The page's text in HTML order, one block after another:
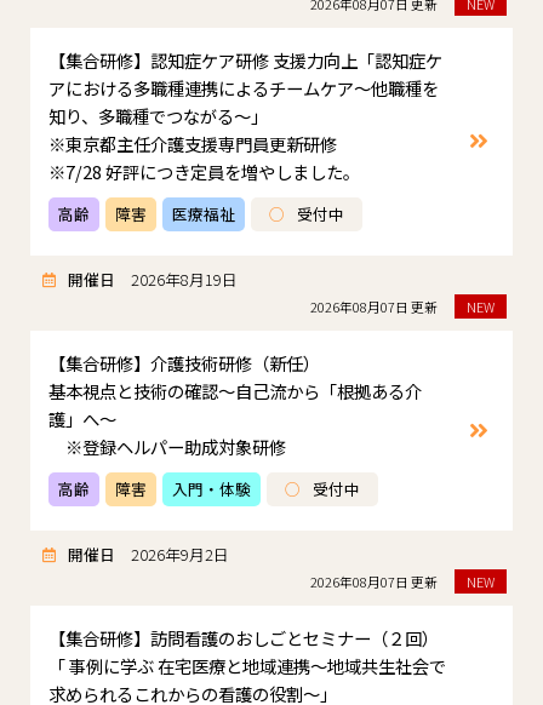
【集合研修】認知症ケア研修 支援力向上「認知症ケ
アにおける多職種連携によるチームケア～他職種を
知り、多職種でつながる～」
※東京都主任介護支援専門員更新研修
※7/28 好評につき定員を増やしました。
高齢 障害 医療福祉 ○ 受付中
開催日 2026年8月19日
2026年08月07日 更新 NEW
【集合研修】介護技術研修（新任）
基本視点と技術の確認～自己流から「根拠ある介
護」へ～
※登録ヘルパー助成対象研修
高齢 障害 入門・体験 ○ 受付中
開催日 2026年9月2日
2026年08月07日 更新 NEW
【集合研修】訪問看護のおしごとセミナー（２回）
「 事例に学ぶ 在宅医療と地域連携～地域共生社会で
求められるこれからの看護の役割～」